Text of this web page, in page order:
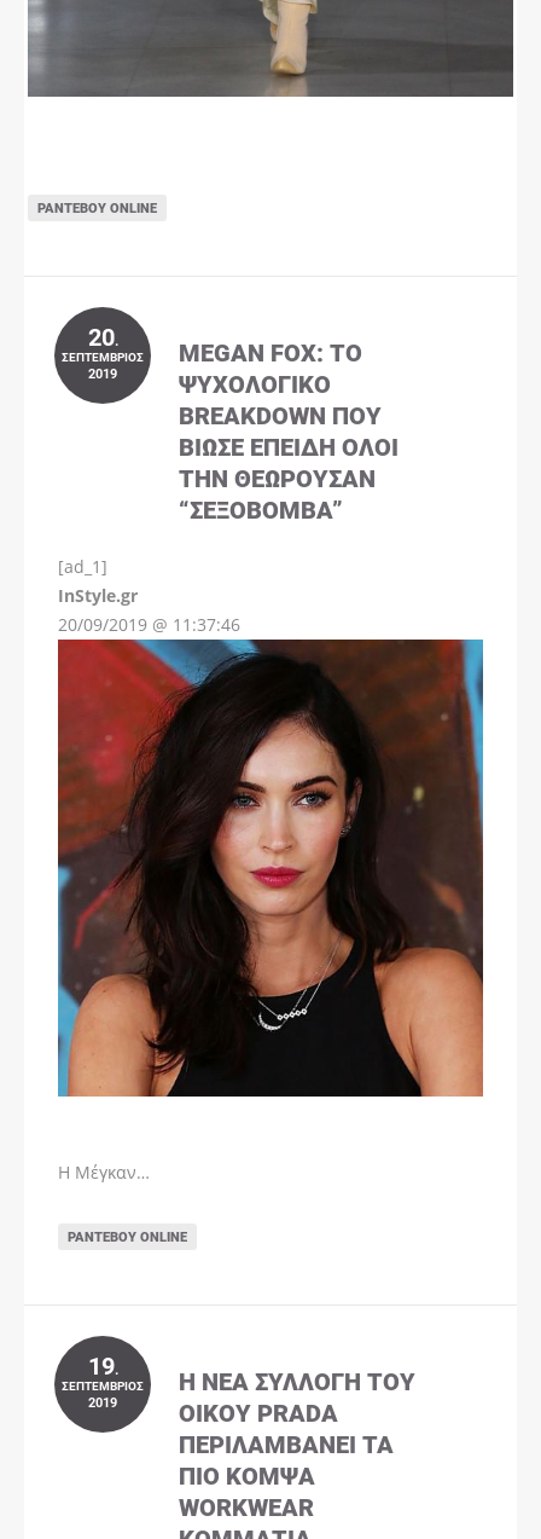
ΡΑΝΤΕΒΟΎ ONLINE
20.
ΣΕΠΤΈΜΒΡΙΟΣ
2019
MEGAN FOX: ΤΟ
ΨΥΧΟΛΟΓΙΚΌ
BREAKDOWN ΠΟΥ
ΒΊΩΣΕ ΕΠΕΙΔΉ ΌΛΟΙ
ΤΗΝ ΘΕΩΡΟΎΣΑΝ
“ΣΕΞΟΒΌΜΒΑ”
[ad_1]
InStyle.gr
20/09/2019 @ 11:37:46
Η Μέγκαν…
ΡΑΝΤΕΒΟΎ ONLINE
19.
ΣΕΠΤΈΜΒΡΙΟΣ
2019
Η ΝΈΑ ΣΥΛΛΟΓΉ ΤΟΥ
ΟΊΚΟΥ PRADA
ΠΕΡΙΛΑΜΒΆΝΕΙ ΤΑ
ΠΙΟ ΚΟΜΨΆ
WORKWEAR